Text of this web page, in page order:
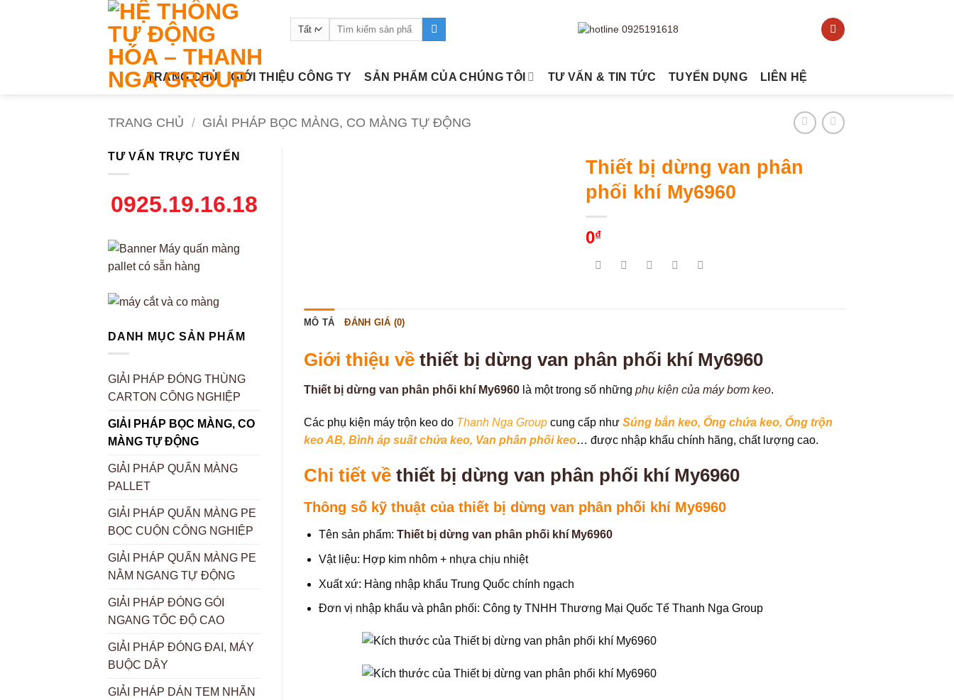
Tìm
TRANG CHỦ GIỚI THIỆU CÔNG TY SẢN PHẨM CỦA CHÚNG TÔI TƯ VẤN & TIN TỨC TUYỂN DỤNG LIÊN HỆ
TRANG CHỦ / GIẢI PHÁP BỌC MÀNG, CO MÀNG TỰ ĐỘNG
TƯ VẤN TRỰC TUYẾN
0925.19.16.18
DANH MỤC SẢN PHẨM
GIẢI PHÁP ĐÓNG THÙNG
CARTON CÔNG NGHIỆP
GIẢI PHÁP BỌC MÀNG, CO
MÀNG TỰ ĐỘNG
GIẢI PHÁP QUẤN MÀNG
PALLET
GIẢI PHÁP QUẤN MÀNG PE
BỌC CUỘN CÔNG NGHIỆP
GIẢI PHÁP QUẤN MÀNG PE
NẰM NGANG TỰ ĐỘNG
GIẢI PHÁP ĐÓNG GÓI
NGANG TỐC ĐỘ CAO
GIẢI PHÁP ĐÓNG ĐAI, MÁY
BUỘC DÂY
GIẢI PHÁP DÁN TEM NHÃN
Thiết bị dừng van phân
phối khí My6960
0₫
MÔ TẢ ĐÁNH GIÁ (0)
Giới thiệu về thiết bị dừng van phân phối khí My6960
Thiết bị dừng van phân phối khí My6960 là một trong số những phụ kiện của máy bơm keo.
Các phụ kiện máy trộn keo do Thanh Nga Group cung cấp như Súng bắn keo, Ống chứa keo, Ống trộn
keo AB, Bình áp suất chứa keo, Van phân phối keo… được nhập khẩu chính hãng, chất lượng cao.
Chi tiết về thiết bị dừng van phân phối khí My6960
Thông số kỹ thuật của thiết bị dừng van phân phối khí My6960
Tên sản phẩm: Thiết bị dừng van phân phối khí My6960
Vật liệu: Hợp kim nhôm + nhựa chịu nhiệt
Xuất xứ: Hàng nhập khẩu Trung Quốc chính ngạch
Đơn vị nhập khẩu và phân phối: Công ty TNHH Thương Mại Quốc Tế Thanh Nga Group